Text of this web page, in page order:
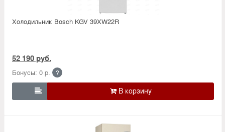
Холодильник Bosсh KGV 39XW22R
52 190 руб.
Бонусы: 0 р. ?
